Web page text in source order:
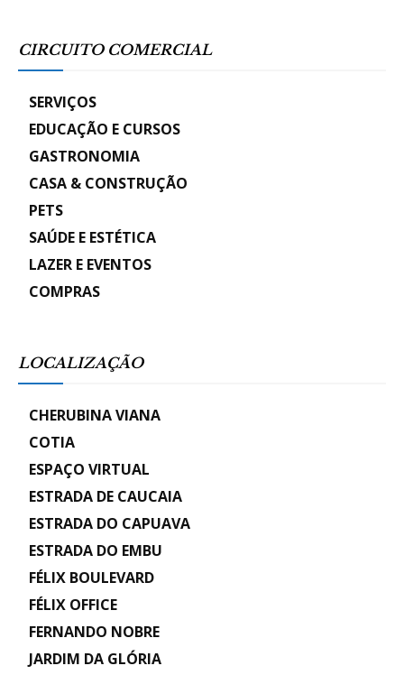
CIRCUITO COMERCIAL
SERVIÇOS
EDUCAÇÃO E CURSOS
GASTRONOMIA
CASA & CONSTRUÇÃO
PETS
SAÚDE E ESTÉTICA
LAZER E EVENTOS
COMPRAS
LOCALIZAÇÃO
CHERUBINA VIANA
COTIA
ESPAÇO VIRTUAL
ESTRADA DE CAUCAIA
ESTRADA DO CAPUAVA
ESTRADA DO EMBU
FÉLIX BOULEVARD
FÉLIX OFFICE
FERNANDO NOBRE
JARDIM DA GLÓRIA